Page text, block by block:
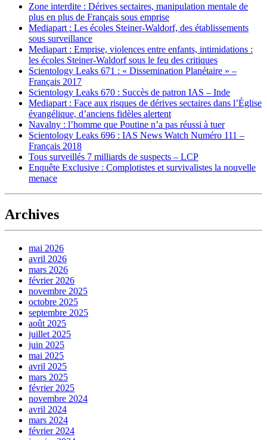
Zone interdite : Dérives sectaires, manipulation mentale de
plus en plus de Français sous emprise
Mediapart : Les écoles Steiner-Waldorf, des établissements
sous surveillance
Mediapart : Emprise, violences entre enfants, intimidations :
les écoles Steiner-Waldorf sous le feu des critiques
Scientology Leaks 671 : « Dissemination Planétaire » –
Français 2017
Scientology Leaks 670 : Succès de patron IAS – Inde
Mediapart : Face aux risques de dérives sectaires dans l’Église
évangélique, d’anciens fidèles alertent
Navalny : l’homme que Poutine n’a pas réussi à tuer
Scientology Leaks 696 : IAS News Watch Numéro 111 –
Français 2018
Tous surveillés 7 milliards de suspects – LCP
Enquête Exclusive : Complotistes et survivalistes la nouvelle
menace
Archives
mai 2026
avril 2026
mars 2026
février 2026
novembre 2025
octobre 2025
septembre 2025
août 2025
juillet 2025
juin 2025
mai 2025
avril 2025
mars 2025
février 2025
novembre 2024
avril 2024
mars 2024
février 2024